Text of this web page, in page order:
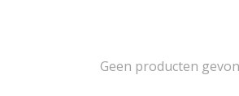
Geen producten